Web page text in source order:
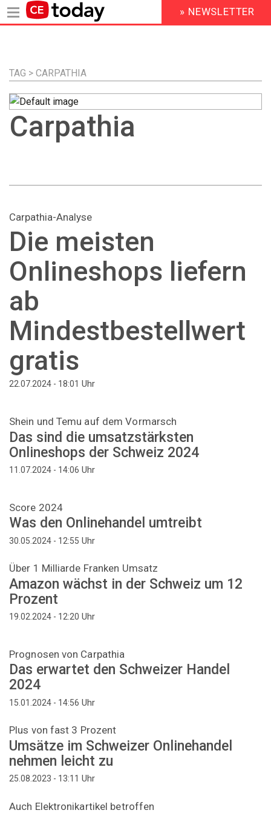
Inhalt
HEADER
MENU
» NEWSLETTER
TAG > CARPATHIA
Carpathia
Carpathia-Analyse
Die meisten
Onlineshops liefern
ab
Mindestbestellwert
gratis
22.07.2024 - 18:01 Uhr
Shein und Temu auf dem Vormarsch
Das sind die umsatzstärksten
Onlineshops der Schweiz 2024
11.07.2024 - 14:06 Uhr
Score 2024
Was den Onlinehandel umtreibt
30.05.2024 - 12:55 Uhr
Über 1 Milliarde Franken Umsatz
Amazon wächst in der Schweiz um 12
Prozent
19.02.2024 - 12:20 Uhr
Prognosen von Carpathia
Das erwartet den Schweizer Handel
2024
15.01.2024 - 14:56 Uhr
Plus von fast 3 Prozent
Umsätze im Schweizer Onlinehandel
nehmen leicht zu
25.08.2023 - 13:11 Uhr
Auch Elektronikartikel betroffen